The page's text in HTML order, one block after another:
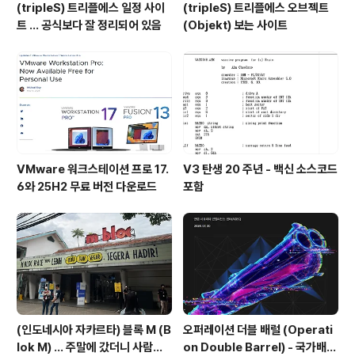
(tripleS) 트리플에스 일정 사이
트 ... 공식보다 잘 정리되어 있음
(tripleS) 트리플에스 오브젝트
(Objekt) 보는 사이트
VMware 워크스테이션 프로 17.
6와 25H2 무료 버전 다운로드
V3 탄생 20 주년 - 백신 소스코드
포함
(인도네시아 자카르타) 블록 M (B
lok M) ... 주말에 갔더니 사람이
오퍼레이션 더블 배럴 (Operati
on Double Barrel) - 국가배후